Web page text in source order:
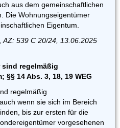
aus dem gemeinschaftlichen
Die Wohnungseigentümer
Eigentum.
AZ: 539 C 20/24, 13.06.2025
regelmäßig
14 Abs. 3, 18, 19 WEG
regelmäßig
wenn sie sich im Bereich
bis zur ersten für die
vorgesehenen